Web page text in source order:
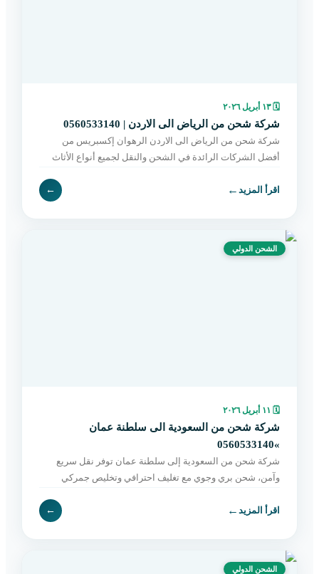
🗓 ١٣ أبريل ٢٠٢٦
شركة شحن من الرياض الى الاردن | 0560533140
شركة شحن من الرياض الى الاردن الرهوان إكسبريس من
أفضل الشركات الرائدة في الشحن والنقل لجميع أنواع الأثاث
اقرأ المزيد←
←
الشحن الدولي
🗓 ١١ أبريل ٢٠٢٦
شركة شحن من السعودية الى سلطنة عمان
»0560533140
شركة شحن من السعودية إلى سلطنة عمان توفر نقل سريع
وآمن، شحن بري وجوي مع تغليف احترافي وتخليص جمركي
اقرأ المزيد←
←
الشحن الدولي